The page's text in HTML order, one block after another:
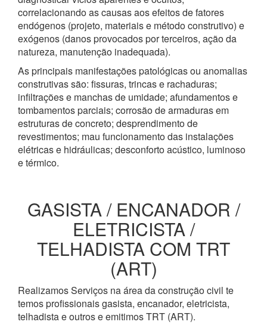
correlacionando as causas aos efeitos de fatores
endógenos (projeto, materiais e método construtivo) e
exógenos (danos provocados por terceiros, ação da
natureza, manutenção inadequada).
As principais manifestações patológicas ou anomalias
construtivas são: fissuras, trincas e rachaduras;
infiltrações e manchas de umidade; afundamentos e
tombamentos parciais; corrosão de armaduras em
estruturas de concreto; desprendimento de
revestimentos; mau funcionamento das instalações
elétricas e hidráulicas; desconforto acústico, luminoso
e térmico.
GASISTA / ENCANADOR /
ELETRICISTA /
TELHADISTA COM TRT
(ART)
Realizamos Serviços na área da construção civil te
temos profissionais gasista, encanador, eletricista,
telhadista e outros e emitimos TRT (ART).